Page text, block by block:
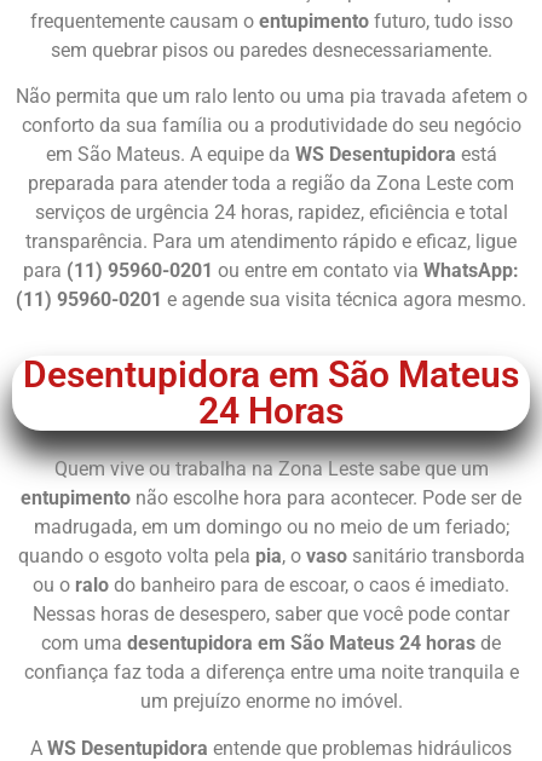
frequentemente causam o entupimentofuturo, tudo isso
sem quebrar pisos ou paredes desnecessariamente.
Não permita que um ralo lento ou uma pia travada afetem o
conforto da sua família ou a produtividade do seu negócio
em São Mateus. A equipe da WS Desentupidora está
preparada para atender toda a região da Zona Leste com
serviços de urgência 24 horas, rapidez, eficiência e total
transparência. Para um atendimento rápido e eficaz, ligue
para (11) 95960-0201 ou entre em contato via WhatsApp:
(11) 95960-0201 e agende sua visita técnica agora mesmo.
Desentupidora em São Mateus
24 Horas
Quem vive ou trabalha na Zona Leste sabe que um
entupimento não escolhe hora para acontecer. Pode ser de
madrugada, em um domingo ou no meio de um feriado;
quando o esgoto volta pela pia, o vasosanitário transborda
ou o ralo do banheiro para de escoar, o caos é imediato.
Nessas horas de desespero, saber que você pode contar
com uma desentupidora em São Mateus 24 horas de
confiança faz toda a diferença entre uma noite tranquila e
um prejuízo enorme no imóvel.
A WS Desentupidora entende que problemas hidráulicos